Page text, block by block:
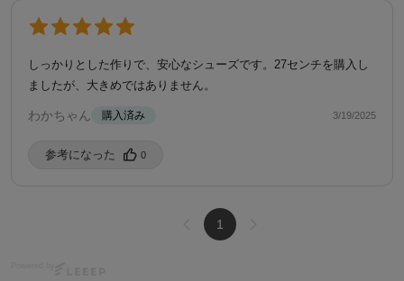
しっかりとした作りで、安心なシューズです。27センチを購入し
ましたが、大きめではありません。
わかちゃん 購入済み 3/19/2025
参考になった️ 0
1